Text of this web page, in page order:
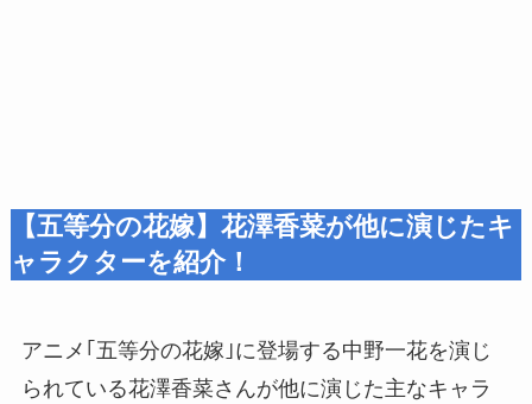
【五等分の花嫁】花澤香菜が他に演じたキ
ャラクターを紹介！
アニメ｢五等分の花嫁｣に登場する中野一花を演じ
られている花澤香菜さんが他に演じた主なキャラ